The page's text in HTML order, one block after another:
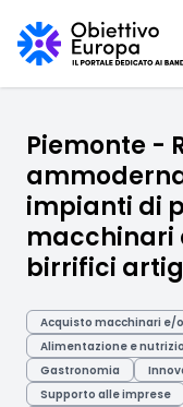
Piemonte -
impianti di
macchinari
birrifici
Acquisto macchinari e/
Alimentazione e
Gastronomia
Supporto alle imprese